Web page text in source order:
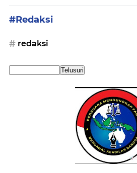
#Redaksi
redaksi